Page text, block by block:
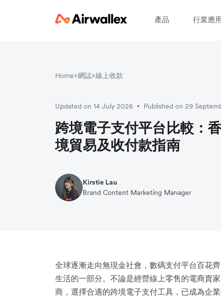
產品 行業應
Home 網誌 線上收款
Updated on 14 July 2026 • Published on 29
跨境電子支付平台比較：
境貿易及收付款指南
Kirstie Lau
Brand Content Marketing Manager
全球逐漸走向無現金社會，數碼支付平台百花
生活的一部分。不論是經營線上零售的電商賣
商，選擇合適的跨境電子支付工具，已成為企